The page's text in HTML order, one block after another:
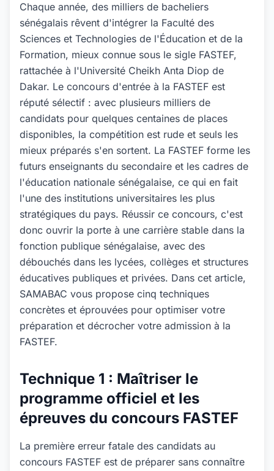
Chaque année, des milliers de bacheliers
sénégalais rêvent d'intégrer la Faculté des
Sciences et Technologies de l'Éducation et de la
Formation, mieux connue sous le sigle FASTEF,
rattachée à l'Université Cheikh Anta Diop de
Dakar. Le concours d'entrée à la FASTEF est
réputé sélectif : avec plusieurs milliers de
candidats pour quelques centaines de places
disponibles, la compétition est rude et seuls les
mieux préparés s'en sortent. La FASTEF forme les
futurs enseignants du secondaire et les cadres de
l'éducation nationale sénégalaise, ce qui en fait
l'une des institutions universitaires les plus
stratégiques du pays. Réussir ce concours, c'est
donc ouvrir la porte à une carrière stable dans la
fonction publique sénégalaise, avec des
débouchés dans les lycées, collèges et structures
éducatives publiques et privées. Dans cet article,
SAMABAC vous propose cinq techniques
concrètes et éprouvées pour optimiser votre
préparation et décrocher votre admission à la
FASTEF.
Technique 1 : Maîtriser le
programme officiel et les
épreuves du concours FASTEF
La première erreur fatale des candidats au
concours FASTEF est de préparer sans connaître